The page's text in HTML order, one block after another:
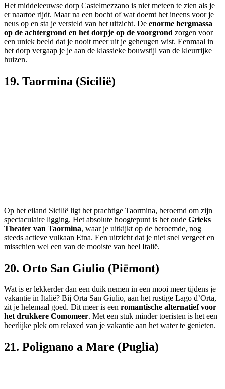
Het middeleeuwse dorp Castelmezzano is niet meteen te zien als je
er naartoe rijdt. Maar na een bocht of wat doemt het ineens voor je
neus op en sta je versteld van het uitzicht. De enorme bergmassa
op de achtergrond en het dorpje op de voorgrond zorgen voor
een uniek beeld dat je nooit meer uit je geheugen wist. Eenmaal in
het dorp vergaap je je aan de klassieke bouwstijl van de kleurrijke
huizen.
19. Taormina (Sicilië)
Op het eiland Sicilië ligt het prachtige Taormina, beroemd om zijn
spectaculaire ligging. Het absolute hoogtepunt is het oude Grieks
Theater van Taormina, waar je uitkijkt op de beroemde, nog
steeds actieve vulkaan Etna. Een uitzicht dat je niet snel vergeet en
misschien wel een van de mooiste van heel Italië.
20. Orto San Giulio (Piëmont)
Wat is er lekkerder dan een duik nemen in een mooi meer tijdens je
vakantie in Italië? Bij Orta San Giulio, aan het rustige Lago d’Orta,
zit je helemaal goed. Dit meer is een romantische alternatief voor
het drukkere Comomeer. Met een stuk minder toeristen is het een
heerlijke plek om relaxed van je vakantie aan het water te genieten.
21. Polignano a Mare (Puglia)